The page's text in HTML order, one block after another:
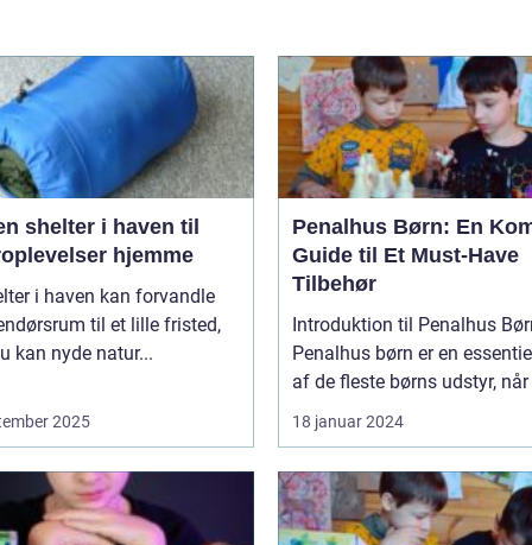
shelter i haven til
hjemme
i haven kan forvandle
til et lille fristed,
kan nyde natur...
2025
Penalhus Børn: En
Guide til Et Must-Have
Tilbehør
Introduktion til Penalhus
Penalhus børn er en
af de fleste børns udstyr, når
18 januar 2024